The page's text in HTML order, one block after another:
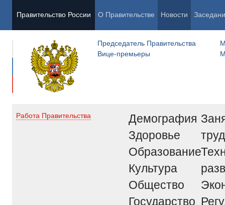
Правительство России О Правительстве Новости
Председатель Правительства
Вице-премьеры
Работа Правительства
Демография
Здоровье
Образование
Культура
Общество
Государство
труд